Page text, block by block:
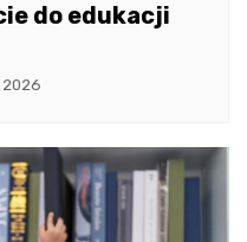
do edukacji
2026